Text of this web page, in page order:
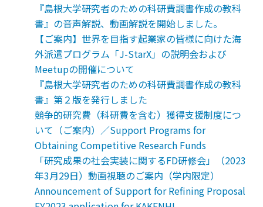
『島根大学研究者のための科研費調書作成の教科
書』の音声解説、動画解説を開始しました。
【ご案内】世界を目指す起業家の皆様に向けた海
外派遣プログラム「J-StarX」の説明会および
Meetupの開催について
『島根大学研究者のための科研費調書作成の教科
書』第２版を発行しました
競争的研究費（科研費を含む）獲得支援制度につ
いて（ご案内）／Support Programs for
Obtaining Competitive Research Funds
「研究成果の社会実装に関するFD研修会」（2023
年3月29日）動画視聴のご案内（学内限定）
Announcement of Support for Refining Proposal